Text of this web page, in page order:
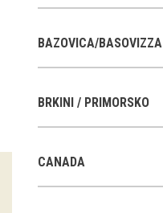
Stalne razstave
Občasne razstave
E-razstave
BAZOVICA/BASOVIZZA
BRKINI / PRIMORSKO
CANADA